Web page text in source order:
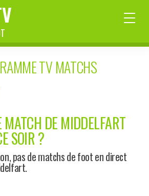
TV MATCHS
MATCH DE MIDDELFART
SOIR ?
pas de matchs de foot en direct